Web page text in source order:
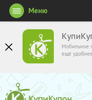
Мобильное
ещё удобнее
Меню